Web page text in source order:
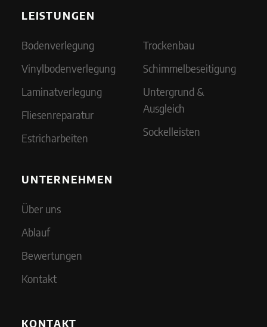
LEISTUNGEN
Bodenverlegung
Vinylbodenverlegung
Laminatverlegung
Fliesenreparatur
Estricharbeiten
Trockenbau
Schimmelbeseitigung
Untergrund &
Ausgleich
Sockelleisten
UNTERNEHMEN
Über uns
Ablauf
Bewertungen
Kontakt
KONTAKT